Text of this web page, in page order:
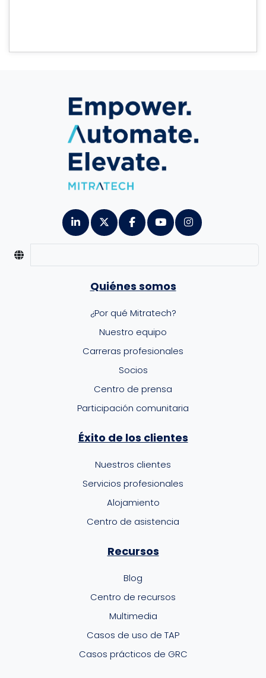
Quiénes somos
¿Por qué Mitratech?
Nuestro equipo
Carreras profesionales
Socios
Centro de prensa
Participación comunitaria
Éxito de los clientes
Nuestros clientes
Servicios profesionales
Alojamiento
Centro de asistencia
Recursos
Blog
Centro de recursos
Multimedia
Casos de uso de TAP
Casos prácticos de GRC